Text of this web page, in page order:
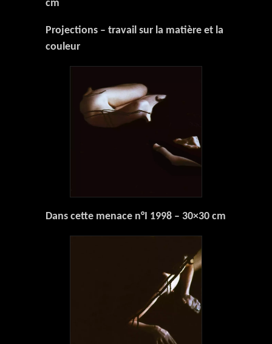
cm
Projections – travail sur la matière et la
couleur
Dans cette menace n°I 1998 – 30×30 cm